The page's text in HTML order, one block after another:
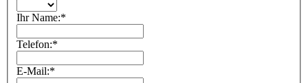
Ihr Name:*
Telefon:*
E-Mail:*